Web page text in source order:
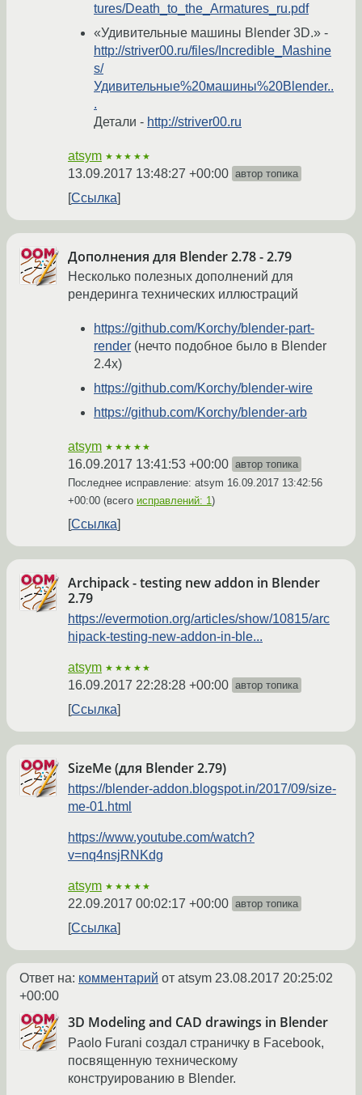
tures/Death_to_the_Armatures_ru.pdf
«Удивительные машины Blender 3D.» -
http://striver00.ru/files/Incredible_Mashine
s/
Удивительные%20машины%20Blender..
.
Детали - http://striver00.ru
atsym ★★★★★
13.09.2017 13:48:27 +00:00 автор топика
Ссылка
Дополнения для Blender 2.78 - 2.79
Несколько полезных дополнений для
рендеринга технических иллюстраций
https://github.com/Korchy/blender-part-
render (нечто подобное было в Blender
2.4x)
https://github.com/Korchy/blender-wire
https://github.com/Korchy/blender-arb
atsym ★★★★★
16.09.2017 13:41:53 +00:00 автор топика
Последнее исправление: atsym 16.09.2017 13:42:56
+00:00 (всего исправлений: 1)
Ссылка
Archipack - testing new addon in Blender
2.79
https://evermotion.org/articles/show/10815/arc
hipack-testing-new-addon-in-ble...
atsym ★★★★★
16.09.2017 22:28:28 +00:00 автор топика
Ссылка
SizeMe (для Blender 2.79)
https://blender-addon.blogspot.in/2017/09/size-
me-01.html
https://www.youtube.com/watch?
v=nq4nsjRNKdg
atsym ★★★★★
22.09.2017 00:02:17 +00:00 автор топика
Ссылка
Ответ на: комментарий от atsym 23.08.2017 20:25:02
+00:00
3D Modeling and CAD drawings in Blender
Paolo Furani создал страничку в Facebook,
посвященную техническому
конструированию в Blender.